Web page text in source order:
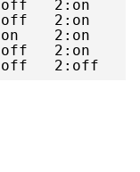
2:on
2:on
2:on
2:on
2:off